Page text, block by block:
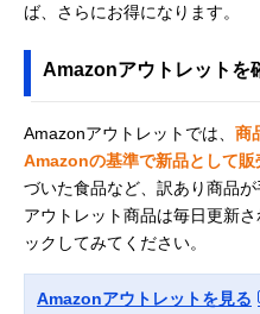
ば、さらにお得になります。
Amazonアウトレットを
Amazonアウトレットでは、 商
Amazonの基準で新品として販
づいた食品など、訳あり商品
アウトレット商品は毎日更新
ックしてみてください。
Amazonアウトレットを見る